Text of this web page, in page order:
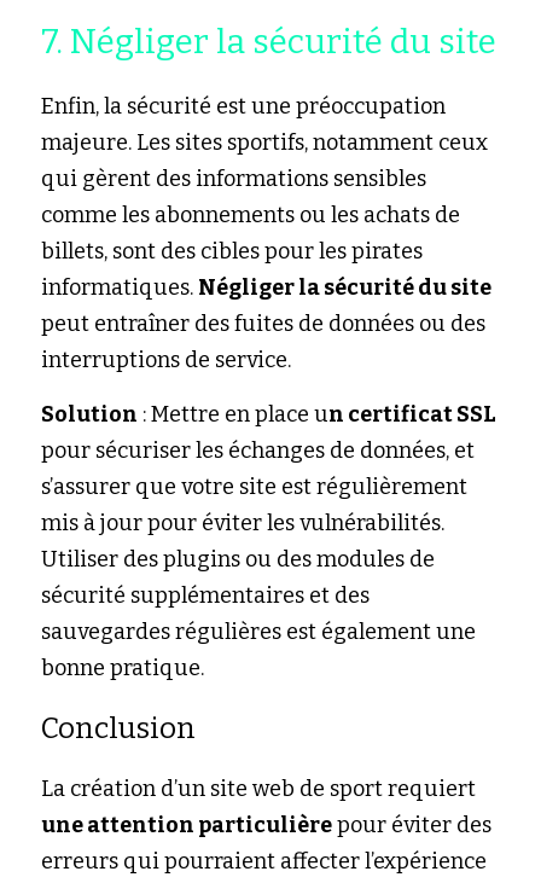
7. Négliger la sécurité du site
Enfin, la sécurité est une préoccupation
majeure. Les sites sportifs, notamment ceux
qui gèrent des informations sensibles
comme les abonnements ou les achats de
billets, sont des cibles pour les pirates
informatiques. Négliger la sécurité du site
peut entraîner des fuites de données ou des
interruptions de service.
Solution : Mettre en place u
pour sécuriser les échanges de données, et
s’assurer que votre site est régulièrement
mis à jour pour éviter les vulnérabilités.
Utiliser des plugins ou des modules de
sécurité supplémentaires et des
sauvegardes régulières est également une
bonne pratique.
Conclusion
une attention particulière pour éviter des
erreurs qui pourraient affecter l’expérience